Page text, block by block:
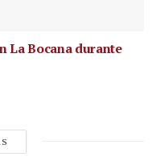
La Bocana durante